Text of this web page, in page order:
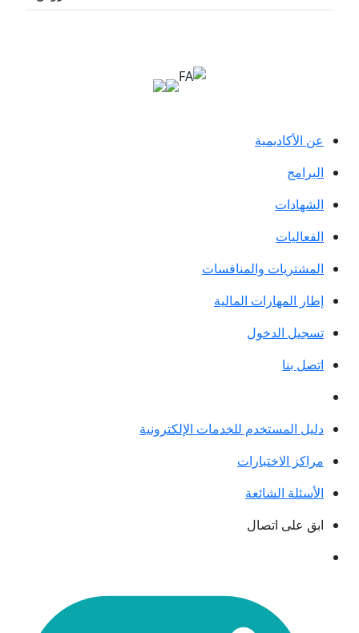
والمنافسات
المهارات المالية
الدخول
بنا
المستخدم للخدمات الإلكترونية
الاختبارات
الشائعة
على اتصال